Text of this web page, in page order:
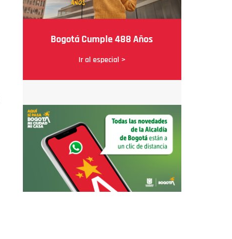
Bogotá Cumple 488 Años
Ir al especial >